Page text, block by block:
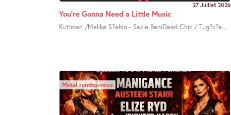
27 Juillet 2026
You’re Gonna Need a Little Music
Kutiman /Melike S?ahin - Sakla BeniDead Chic / Tug?c?e...
Metal rendez-vous